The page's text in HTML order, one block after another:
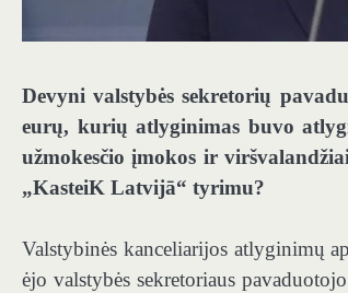
Devyni valstybės sekretorių
eurų, kurių atlyginimas buvo
užmokesčio įmokos ir
„KasteiK Latvijā“ tyrimu?
Valstybinės kanceliarijos atlyginimų
ėjo valstybės sekretoriaus